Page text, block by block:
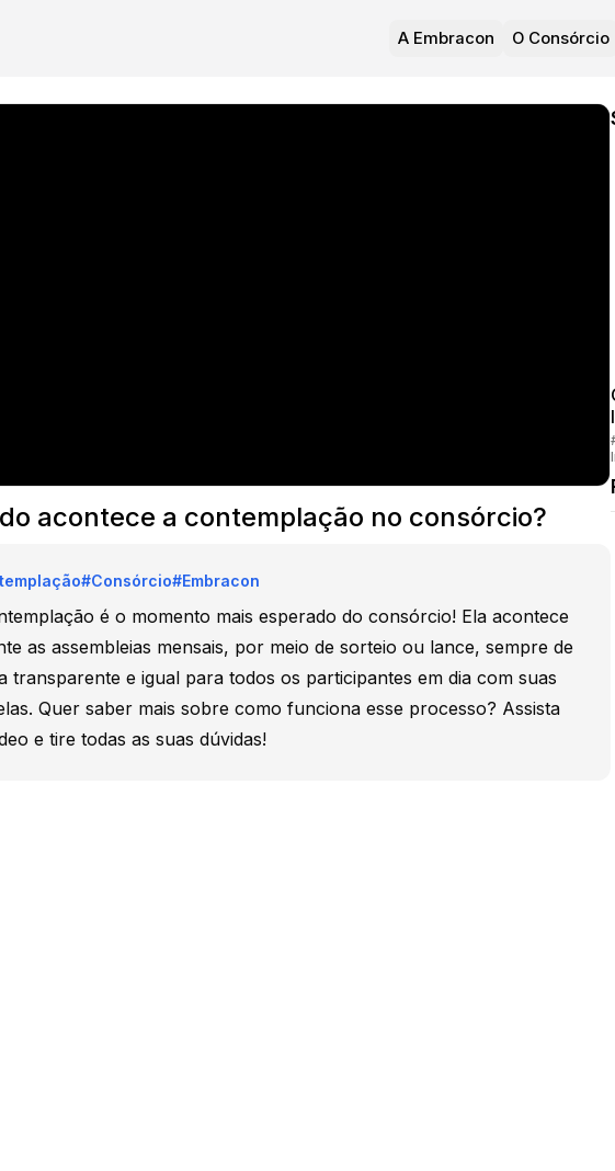
A Embracon O Consórcio
acontece a contemplação no consórcio?
#Consórcio#Embracon
é o momento mais esperado do consórcio! Ela acontece
as assembleias mensais, por meio de sorteio ou lance, sempre de
transparente e igual para todos os participantes em dia com suas
Quer saber mais sobre como funciona esse processo? Assista
e tire todas as suas dúvidas!